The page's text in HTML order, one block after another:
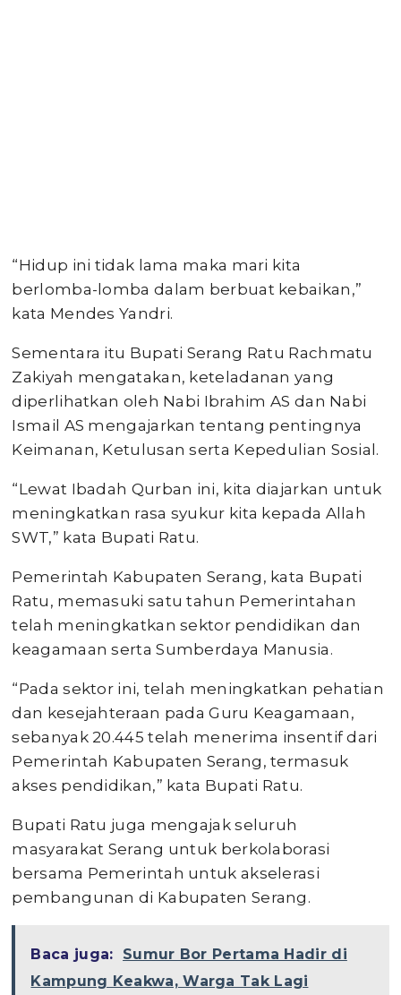
“Hidup ini tidak lama maka mari kita
berlomba-lomba dalam berbuat kebaikan,”
kata Mendes Yandri.
Sementara itu Bupati Serang Ratu Rachmatu
Zakiyah mengatakan, keteladanan yang
diperlihatkan oleh Nabi Ibrahim AS dan Nabi
Ismail AS mengajarkan tentang pentingnya
Keimanan, Ketulusan serta Kepedulian Sosial.
“Lewat Ibadah Qurban ini, kita diajarkan untuk
meningkatkan rasa syukur kita kepada Allah
SWT,” kata Bupati Ratu.
Pemerintah Kabupaten Serang, kata Bupati
Ratu, memasuki satu tahun Pemerintahan
telah meningkatkan sektor pendidikan dan
keagamaan serta Sumberdaya Manusia.
“Pada sektor ini, telah meningkatkan pehatian
dan kesejahteraan pada Guru Keagamaan,
sebanyak 20.445 telah menerima insentif dari
Pemerintah Kabupaten Serang, termasuk
akses pendidikan,” kata Bupati Ratu.
Bupati Ratu juga mengajak seluruh
masyarakat Serang untuk berkolaborasi
bersama Pemerintah untuk akselerasi
pembangunan di Kabupaten Serang.
Baca juga:
Sumur Bor Pertama Hadir di
Kampung Keakwa, Warga Tak Lagi